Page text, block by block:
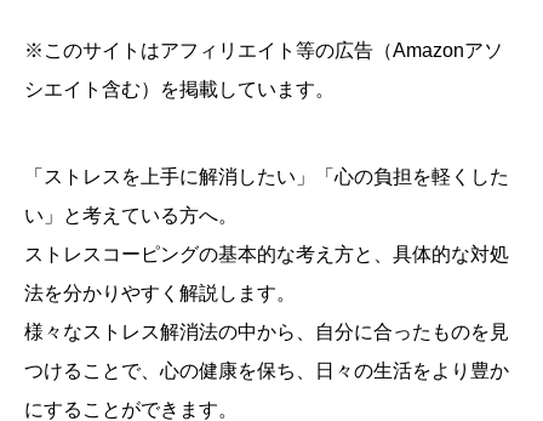
※このサイトはアフィリエイト等の広告（Amazonアソ
シエイト含む）を掲載しています。
「ストレスを上手に解消したい」「心の負担を軽くした
い」と考えている方へ。
ストレスコーピングの基本的な考え方と、具体的な対処
法を分かりやすく解説します。
様々なストレス解消法の中から、自分に合ったものを見
つけることで、心の健康を保ち、日々の生活をより豊か
にすることができます。